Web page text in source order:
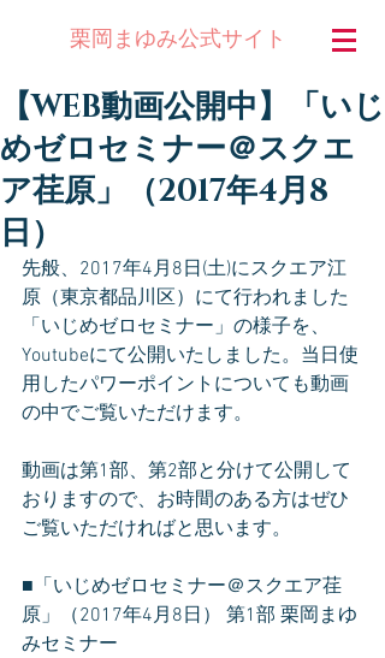
栗岡まゆみ公式サイト
【WEB動画公開中】「いじ
めゼロセミナー＠スクエ
ア荏原」（2017年4月8
日）
先般、2017年4月8日(土)にスクエア江
原（東京都品川区）にて行われました
「いじめゼロセミナー」の様子を、
Youtubeにて公開いたしました。当日使
用したパワーポイントについても動画
の中でご覧いただけます。
動画は第1部、第2部と分けて公開して
おりますので、お時間のある方はぜひ
ご覧いただければと思います。
■「いじめゼロセミナー＠スクエア荏
原」（2017年4月8日） 第1部 栗岡まゆ
みセミナー